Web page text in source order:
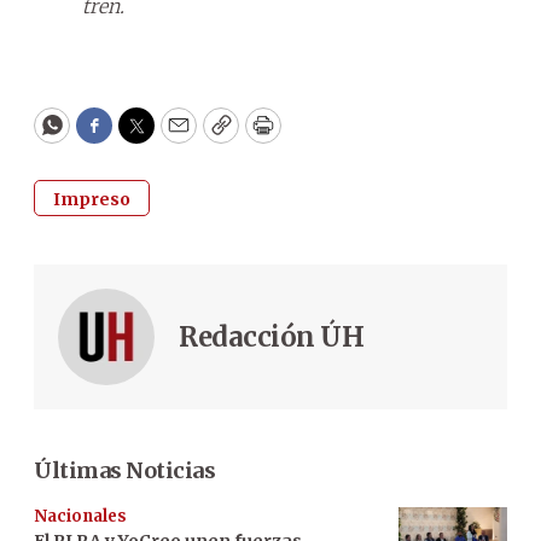
tren.
WhatsApp
Facebook
Twitter
EmailCopyPrint
Impreso
Redacción ÚH
Últimas Noticias
Nacionales